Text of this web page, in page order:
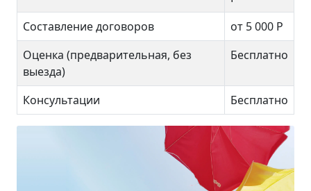
Составление договоров
от 5 000 Р
Оценка (предварительная, без
выезда)
Бесплатно
Консультации Бесплатно